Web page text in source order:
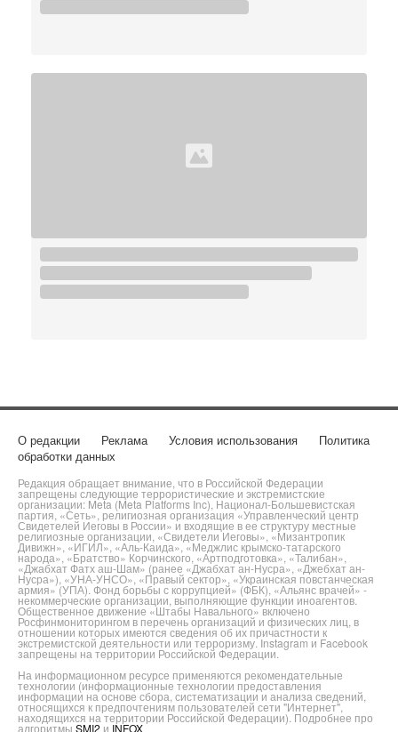
О редакции Реклама Условия использования
Политика
обработки данных
Редакция обращает внимание, что в Российской Федерации
запрещены следующие террористические и экстремистские
организации: Meta (Meta Platforms Inc), Национал-Большевистская
партия, «Сеть», религиозная организация «Управленческий центр
Свидетелей Иеговы в России» и входящие в ее структуру местные
религиозные организации, «Свидетели Иеговы», «Мизантропик
Дивижн», «ИГИЛ», «Аль-Каида», «Меджлис крымско-татарского
народа», «Братство» Корчинского, «Артподготовка», «Талибан»,
«Джабхат Фатх аш-Шам» (ранее «Джабхат ан-Нусра», «Джебхат ан-
Нусра»), «УНА-УНСО», «Правый сектор», «Украинская повстанческая
армия» (УПА). Фонд борьбы с коррупцией» (ФБК), «Альянс врачей» -
некоммерческие организации, выполняющие функции иноагентов.
Общественное движение «Штабы Навального» включено
Росфинмониторингом в перечень организаций и физических лиц, в
отношении которых имеются сведения об их причастности к
экстремистской деятельности или терроризму. Instagram и Facebook
запрещены на территории Российской Федерации.
На информационном ресурсе применяются рекомендательные
технологии (информационные технологии предоставления
информации на основе сбора, систематизации и анализа сведений,
относящихся к предпочтениям пользователей сети "Интернет",
находящихся на территории Российской Федерации). Подробнее про
алгоритмы SMI2 и INFOX